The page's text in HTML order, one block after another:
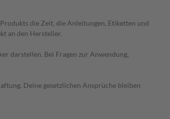
die Zeit, die Anleitungen, Etiketten und
an den Hersteller.
darstellen. Bei Fragen zur Anwendung,
Deine gesetzlichen Ansprüche bleiben